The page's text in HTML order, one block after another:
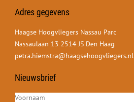
Adres gegevens
Haagse Hoogvliegers Nassau Parc
Nassaulaan 13 2514 JS Den Haag
petra.hiemstra@haagsehoogvliegers.nl
Nieuwsbrief